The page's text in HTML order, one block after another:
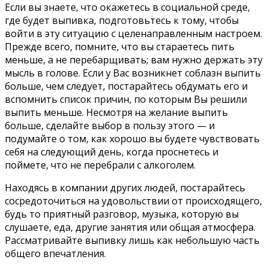
Если вы знаете, что окажетесь в социальной среде,
где будет выпивка, подготовьтесь к тому, чтобы
войти в эту ситуацию с целенаправленным настроем.
Прежде всего, помните, что вы стараетесь пить
меньше, а не перебарщивать; вам нужно держать эту
мысль в голове. Если у Вас возникнет соблазн выпить
больше, чем следует, постарайтесь обдумать его и
вспомнить список причин, по которым Вы решили
выпить меньше. Несмотря на желание выпить
больше, сделайте выбор в пользу этого — и
подумайте о том, как хорошо вы будете чувствовать
себя на следующий день, когда проснетесь и
поймете, что не перебрали с алкоголем.
Находясь в компании других людей, постарайтесь
сосредоточиться на удовольствии от происходящего,
будь то приятный разговор, музыка, которую вы
слушаете, еда, другие занятия или общая атмосфера.
Рассматривайте выпивку лишь как небольшую часть
общего впечатления.